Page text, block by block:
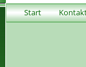
Start